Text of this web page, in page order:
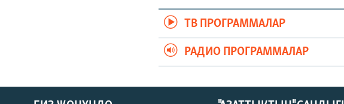
ТВ ПРОГРАММАЛАР
РАДИО ПРОГРАММАЛАР